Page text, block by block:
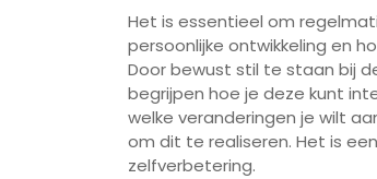
Het is essentieel om
persoonlijke ontwikkeling en
Door bewust stil te staan bij
begrijpen hoe je deze kunt
welke veranderingen je wilt
om dit te realiseren. Het is
zelfverbetering.